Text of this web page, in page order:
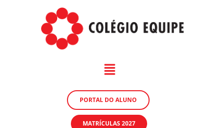
PORTAL DO ALUNO
MATRÍCULAS 2027